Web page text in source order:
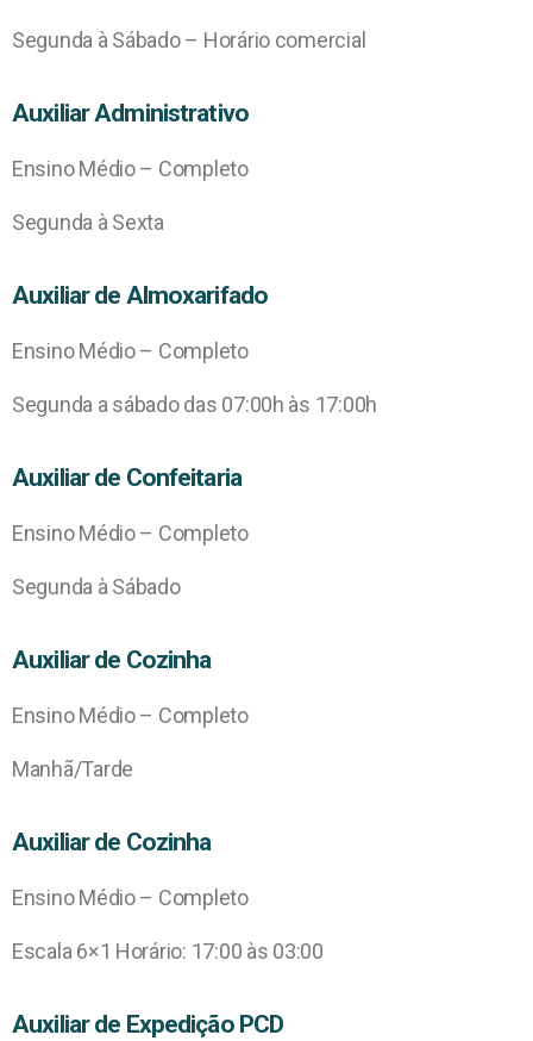
Segunda à Sábado – Horário comercial
Auxiliar Administrativo
Ensino Médio – Completo
Segunda à Sexta
Auxiliar de Almoxarifado
Ensino Médio – Completo
Segunda a sábado das 07:00h às 17:00h
Auxiliar de Confeitaria
Ensino Médio – Completo
Segunda à Sábado
Auxiliar de Cozinha
Ensino Médio – Completo
Manhã/Tarde
Auxiliar de Cozinha
Ensino Médio – Completo
Escala 6×1 Horário: 17:00 às 03:00
Auxiliar de Expedição PCD